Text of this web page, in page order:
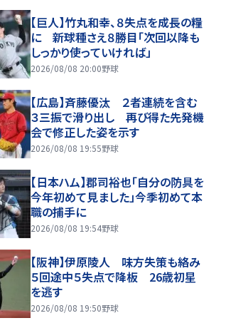
【巨人】竹丸和幸、８失点を成長の糧
に 新球種さえ８勝目「次回以降も
しっかり使っていければ」
2026/08/08 20:00野球
【広島】斉藤優汰 ２者連続を含む
３三振で滑り出し 再び得た先発機
会で修正した姿を示す
2026/08/08 19:55野球
【日本ハム】郡司裕也「自分の防具を
今年初めて見ました」今季初めて本
職の捕手に
2026/08/08 19:54野球
【阪神】伊原陵人 味方失策も絡み
５回途中５失点で降板 26歳初星
を逃す
2026/08/08 19:50野球